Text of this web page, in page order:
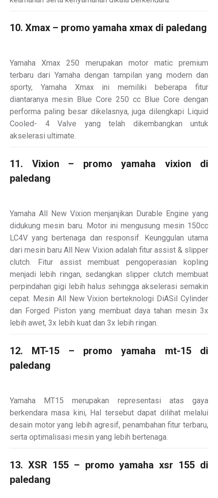
10. Xmax – promo yamaha xmax di paledang
Yamaha Xmax 250 merupakan motor matic premium
terbaru dari Yamaha dengan tampilan yang modern dan
sporty, Yamaha Xmax ini memiliki beberapa fitur
diantaranya mesin Blue Core 250 cc Blue Core dengan
performa paling besar dikelasnya, juga dilengkapi Liquid
Cooled- 4 Valve yang telah dikembangkan untuk
akselerasi ultimate.
11. Vixion – promo yamaha vixion di
paledang
Yamaha All New Vixion menjanjikan Durable Engine yang
didukung mesin baru. Motor ini mengusung mesin 150cc
LC4V yang bertenaga dan responsif. Keunggulan utama
dari mesin baru All New Vixion adalah fitur assist & slipper
clutch. Fitur assist membuat pengoperasian kopling
menjadi lebih ringan, sedangkan slipper clutch membuat
perpindahan gigi lebih halus sehingga akselerasi semakin
cepat. Mesin All New Vixion berteknologi DiASil Cylinder
dan Forged Piston yang membuat daya tahan mesin 3x
lebih awet, 3x lebih kuat dan 3x lebih ringan.
12. MT-15 – promo yamaha mt-15 di
paledang
Yamaha MT15 merupakan representasi atas gaya
berkendara masa kini, Hal tersebut dapat dilihat melalui
desain motor yang lebih agresif, penambahan fitur terbaru,
serta optimalisasi mesin yang lebih bertenaga.
13. XSR 155 – promo yamaha xsr 155 di
paledang